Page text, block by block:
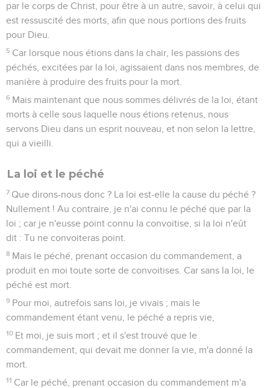
par le corps de Christ, pour être à un autre, savoir, à celui qui
est ressuscité des morts, afin que nous portions des fruits
pour Dieu.
5 Car lorsque nous étions dans la chair, les passions des
péchés, excitées par la loi, agissaient dans nos membres, de
manière à produire des fruits pour la mort.
6 Mais maintenant que nous sommes délivrés de la loi, étant
morts à celle sous laquelle nous étions retenus, nous
servons Dieu dans un esprit nouveau, et non selon la lettre,
qui a vieilli.
La loi et le péché
7 Que dirons-nous donc ? La loi est-elle la cause du péché ?
Nullement ! Au contraire, je n'ai connu le péché que par la
loi ; car je n'eusse point connu la convoitise, si la loi n'eût
dit : Tu ne convoiteras point.
8 Mais le péché, prenant occasion du commandement, a
produit en moi toute sorte de convoitises. Car sans la loi, le
péché est mort.
9 Pour moi, autrefois sans loi, je vivais ; mais le
commandement étant venu, le péché a repris vie,
10 Et moi, je suis mort ; et il s'est trouvé que le
commandement, qui devait me donner la vie, m'a donné la
mort.
11 Car le péché, prenant occasion du commandement m'a